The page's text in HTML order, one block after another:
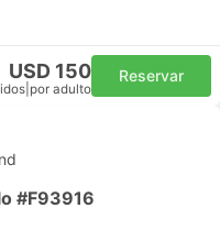
USD 150
por adulto
Reservar
#F93916